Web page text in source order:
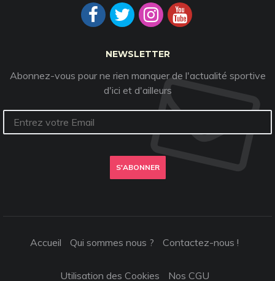
NEWSLETTER
Abonnez-vous pour ne rien manquer de l'actualité sportive
d'ici et d'ailleurs
S'ABONNER
Accueil Qui sommes nous ? Contactez-nous !
Utilisation des Cookies Nos CGU